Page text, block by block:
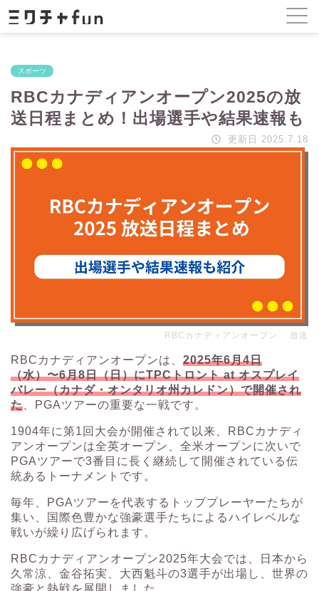
スポーツ
RBCカナディアンオープン2025の放
送日程まとめ！出場選手や結果速報も
更新日 2025.7.18
RBCカナディアンオープン 放送
RBCカナディアンオープンは、 2025年6月4日
（水）〜6月8日（日）にTPCトロント at オスプレイ
バレー（カナダ・オンタリオ州カレドン）で開催され
た 、PGAツアーの重要な一戦です。
1904年に第1回大会が開催されて以来、RBCカナディ
アンオープンは全英オープン、全米オープンに次いで
PGAツアーで3番目に長く継続して開催されている伝
統あるトーナメントです。
毎年、PGAツアーを代表するトッププレーヤーたちが
集い、国際色豊かな強豪選手たちによるハイレベルな
戦いが繰り広げられます。
RBCカナディアンオープン2025年大会では、日本から
久常涼、金谷拓実、大西魁斗の3選手が出場し、世界の
強豪と熱戦を展開しました。